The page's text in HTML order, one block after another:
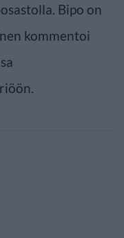
Bipo on
kommentoi